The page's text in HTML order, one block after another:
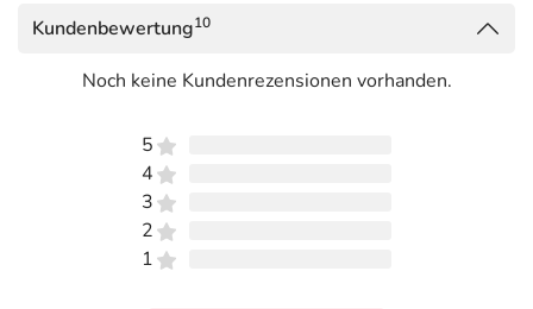
78467 Konstanz
PDF des Beipackzettels
herunterladen.
Kundenbewertung10
Noch keine Kundenrezensionen vorhanden.
5
4
3
2
1